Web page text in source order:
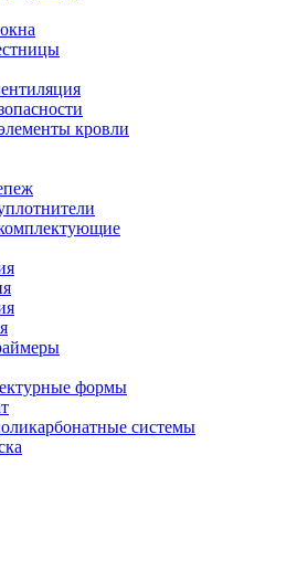
кровли
формы
системы